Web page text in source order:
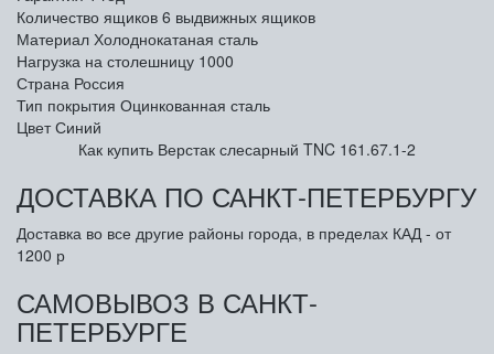
Количество ящиков 6 выдвижных ящиков
Материал Холоднокатаная сталь
Нагрузка на столешницу 1000
Страна Россия
Тип покрытия Оцинкованная сталь
Цвет Синий
Как купить Верстак слесарный TNC 161.67.1-2
ДОСТАВКА ПО САНКТ-ПЕТЕРБУРГУ
Доставка во все другие районы города, в пределах КАД - от
1200 р
САМОВЫВОЗ В САНКТ-
ПЕТЕРБУРГЕ